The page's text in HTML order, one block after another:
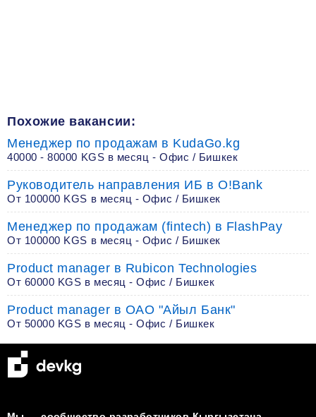
Похожие вакансии:
Менеджер по продажам в KudaGo.kg
40000 - 80000 KGS в месяц - Офис / Бишкек
Руководитель направления ИБ в O!Bank
От 100000 KGS в месяц - Офис / Бишкек
Менеджер по продажам (fintech) в FlashPay
От 100000 KGS в месяц - Офис / Бишкек
Product manager в Rubicon Technologies
От 60000 KGS в месяц - Офис / Бишкек
Product manager в ОАО "Айыл Банк"
От 50000 KGS в месяц - Офис / Бишкек